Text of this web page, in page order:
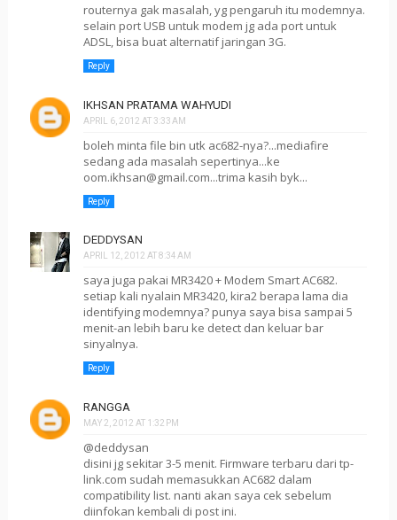
routernya gak masalah, yg pengaruh itu modemnya.
selain port USB untuk modem jg ada port untuk
ADSL, bisa buat alternatif jaringan 3G.
Reply
IKHSAN PRATAMA WAHYUDI
APRIL 6, 2012 AT 3:33 AM
boleh minta file bin utk ac682-nya?...mediafire
sedang ada masalah sepertinya...ke
oom.ikhsan@gmail.com...trima kasih byk...
Reply
DEDDYSAN
APRIL 12, 2012 AT 8:34 AM
saya juga pakai MR3420 + Modem Smart AC682.
setiap kali nyalain MR3420, kira2 berapa lama dia
identifying modemnya? punya saya bisa sampai 5
menit-an lebih baru ke detect dan keluar bar
sinyalnya.
Reply
RANGGA
MAY 2, 2012 AT 1:32 PM
@deddysan
disini jg sekitar 3-5 menit. Firmware terbaru dari tp-
link.com sudah memasukkan AC682 dalam
compatibility list. nanti akan saya cek sebelum
diinfokan kembali di post ini.